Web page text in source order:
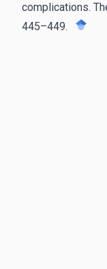
complications.
445–449.